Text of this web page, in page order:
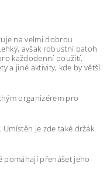
na velmi dobrou
avšak robustní batoh
každodenní použití,
a jiné aktivity, kde by větší
organizérem pro
je zde také držák
pomáhají přenášet jeho